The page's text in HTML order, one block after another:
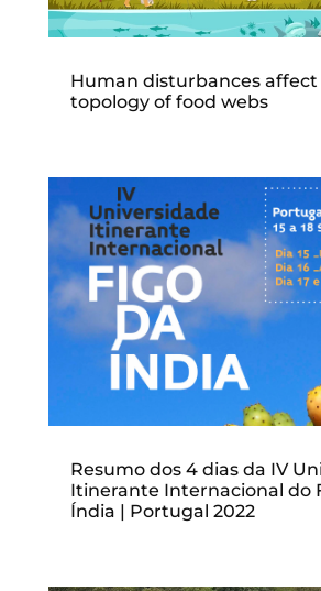
Human disturbances
topology of food webs
Resumo dos 4 dias da IV
Itinerante Internacional do
Índia | Portugal 2022